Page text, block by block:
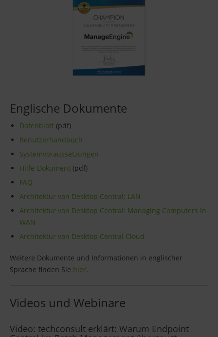
Englische Dokumente
Datenblatt (pdf)
Benutzerhandbuch
Systemvoraussetzungen
Hilfe-Dokument (pdf)
FAQ
Architektur von Desktop Central: LAN
Architektur von Desktop Central: Managing Computers in
WAN
Architektur von Desktop Central Cloud
Weitere Dokumente und Informationen in englischer
Sprache finden Sie hier.
Videos und Webinare
Video: techconsult erklärt: Warum Endpoint